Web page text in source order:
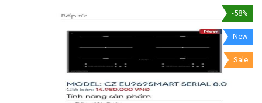
-58%
New
Sale